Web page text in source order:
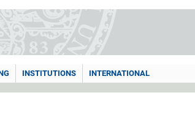
INSTITUTIONS INTERNATIONAL